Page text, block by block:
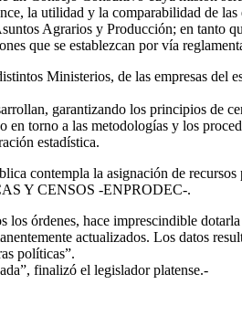
la utilidad y la comparabilidad de las
Agrarios y Producción; en tanto
que se establezcan por vía
Ministerios, de las empresas del
garantizando los principios de
en torno a las metodologías y los
estadística.
contempla la asignación de recursos
Y CENSOS -ENPRODEC-.
órdenes, hace imprescindible
actualizados. Los datos
políticas”.
finalizó el legislador platense.-